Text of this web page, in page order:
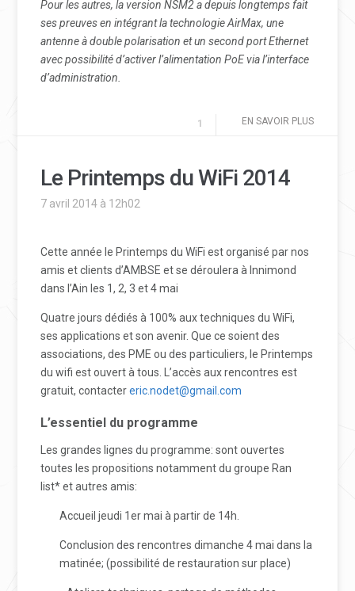
Pour les autres, la version NSM2 a depuis longtemps fait
ses preuves en intégrant la technologie AirMax, une
antenne à double polarisation et un second port Ethernet
avec possibilité d’activer l’alimentation PoE via l’interface
d’administration
EN SAVOIR PLUS
1
Le Printemps du WiFi 2014
7 avril 2014 à 12h02
Cette année le Printemps du WiFi est organisé par nos
amis et clients d’AMBSE et se déroulera à Innimond
dans l’Ain les 1, 2, 3 et 4 mai
Quatre jours dédiés à 100% aux techniques du WiFi,
ses applications et son avenir. Que ce soient des
associations, des PME ou des particuliers, le Printemps
du wifi est ouvert à tous. L’accès aux rencontres est
gratuit, contactereric.nodet@gmail.com
L’essentiel du programme
Les grandes lignes du programme: sont ouvertes
toutes les propositions notamment du groupe Ran
list* et autres amis:
Accueil jeudi 1er mai à partir de 14h.
Conclusion des rencontres dimanche 4 mai dans la
matinée; (possibilité de restauration sur place)